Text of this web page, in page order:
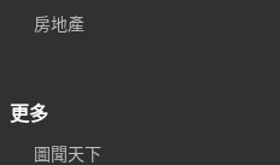
房地產
更多
圖聞天下